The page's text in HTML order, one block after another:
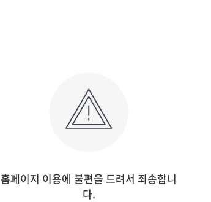
홈페이지 이용에 불편을 드려서 죄송합니
다.